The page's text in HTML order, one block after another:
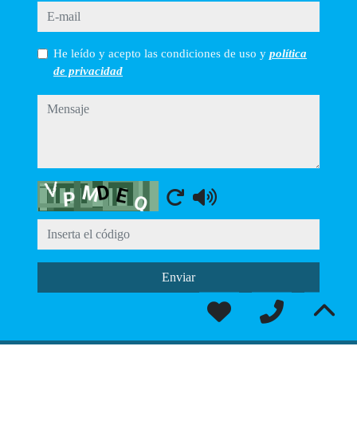
e-mail
He leído y acepto las condiciones de uso y política
de privacidad
mensaje
Captcha
Enviar